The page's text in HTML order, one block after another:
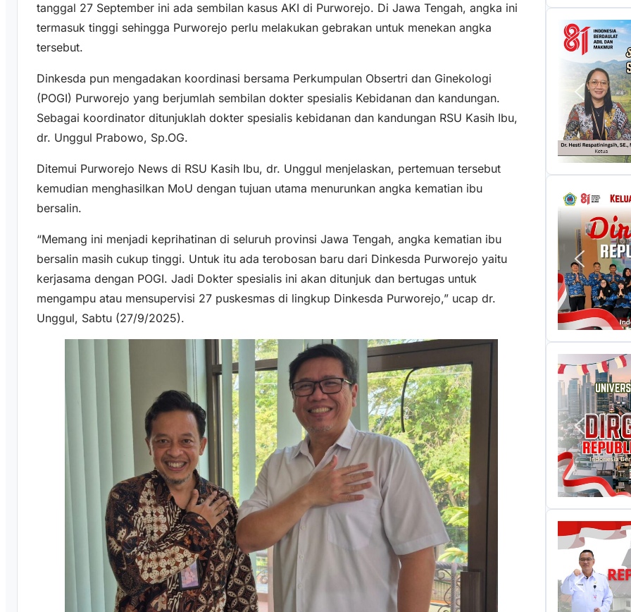
tanggal 27 September ini ada sembilan kasus AKI di Purworejo. Di Jawa Tengah, angka ini
termasuk tinggi sehingga Purworejo perlu melakukan gebrakan untuk menekan angka
tersebut.
Dinkesda pun mengadakan koordinasi bersama Perkumpulan Obsertri dan Ginekologi
(POGI) Purworejo yang berjumlah sembilan dokter spesialis Kebidanan dan kandungan.
Sebagai koordinator ditunjuklah dokter spesialis kebidanan dan kandungan RSU Kasih Ibu,
dr. Unggul Prabowo, Sp.OG.
Ditemui Purworejo News di RSU Kasih Ibu, dr. Unggul menjelaskan, pertemuan tersebut
kemudian menghasilkan MoU dengan tujuan utama menurunkan angka kematian ibu
bersalin.
“Memang ini menjadi keprihatinan di seluruh provinsi Jawa Tengah, angka kematian ibu
bersalin masih cukup tinggi. Untuk itu ada terobosan baru dari Dinkesda Purworejo yaitu
kerjasama dengan POGI. Jadi Dokter spesialis ini akan ditunjuk dan bertugas untuk
mengampu atau mensupervisi 27 puskesmas di lingkup Dinkesda Purworejo,” ucap dr.
Unggul, Sabtu (27/9/2025).